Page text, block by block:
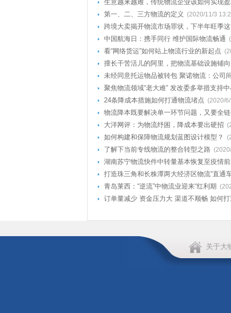
生意越来越难，传统物流企业该如何实现盈
第一、二、三方物流的定义 (2020/11/3
跨境大卖揭开物流市场罪状，下半年旺季
中国航海日：携手同行 维护国际物流畅通
看“网络货运”如何站上物流行业的新起点
擅长干苦活儿的阿里，把物流基础设施铺
未经同意托运物品被转包 聚诺物流：公司
聚焦物流领域“老大难” 发改委多举措支持
24条降成本措施如何打通物流堵点 (2020/
物流降本既要解决单一环节问题，又要全
大洋网评：为物流纾困，降成本要出硬招
如何构建和保障物流规划蓝图设计模型？
了解下当前专线物流的整合转型之路
湖南苏宁物流快件中转量基本恢复至疫情
打造珠三角和长株潭两大经济区物流“直通
青岛莱西：“逆流”中物流业迎来“红利期
订单量减少 资金压力大 渠道不顺畅 如何打
关于大